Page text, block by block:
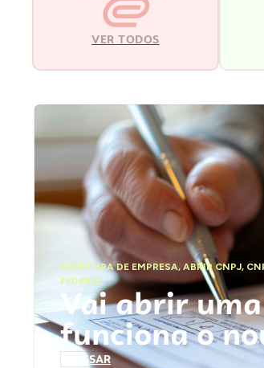
VER TODOS
ABERTURA DE EMPRESA,ABRIR CNPJ,
FEDERAL
Vai abrir
funciona o
ACESSAR